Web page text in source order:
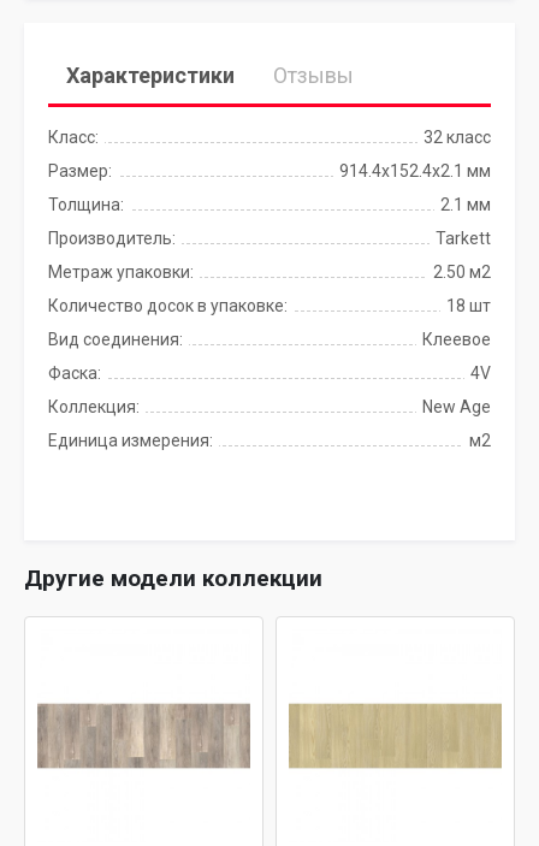
Характеристики Отзывы
Класс:
32 класс
Размер:
914.4x152.4х2.1 мм
Толщина:
2.1 мм
Производитель:
Tarkett
Метраж упаковки:
2.50 м2
Количество досок в упаковке:
18 шт
Вид соединения:
Клеевое
Фаска:
4V
Коллекция:
New Age
Единица измерения:
м2
Другие модели коллекции